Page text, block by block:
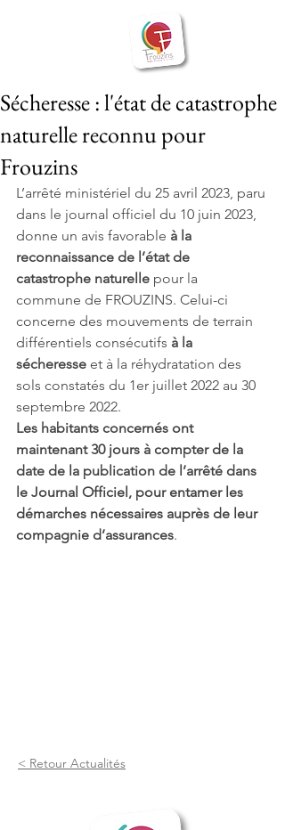
Sécheresse : l'état de catastrophe
naturelle reconnu pour
Frouzins
L’arrêté ministériel du 25 avril 2023, paru
dans le journal officiel du 10 juin 2023,
donne un avis favorable à la
reconnaissance de l’état de
catastrophe naturelle pour la
commune de FROUZINS. Celui-ci
concerne des mouvements de terrain
différentiels consécutifs à la
sécheresse et à la réhydratation des
sols constatés du 1er juillet 2022 au 30
septembre 2022.
Les habitants concernés ont
maintenant 30 jours à compter de la
date de la publication de l’arrêté dans
le Journal Officiel, pour entamer les
démarches nécessaires auprès de leur
compagnie d’assurances.
< Retour Actualités